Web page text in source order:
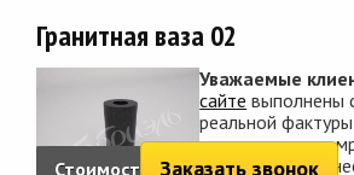
Гранитная ваза 02
Стоимость: 468 руб.
Заказать звонок
Уважаемые
сайте выполнены
реальной
живую, гранит и
ярче и